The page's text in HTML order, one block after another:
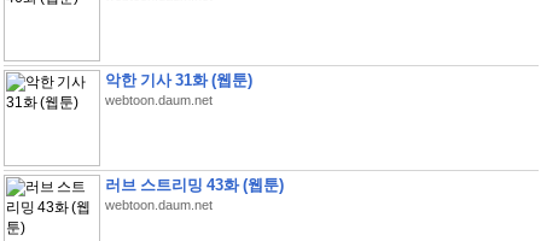
악한 기사 31화 (웹툰)
webtoon.daum.net
러브 스트리밍 43화 (웹툰)
webtoon.daum.net